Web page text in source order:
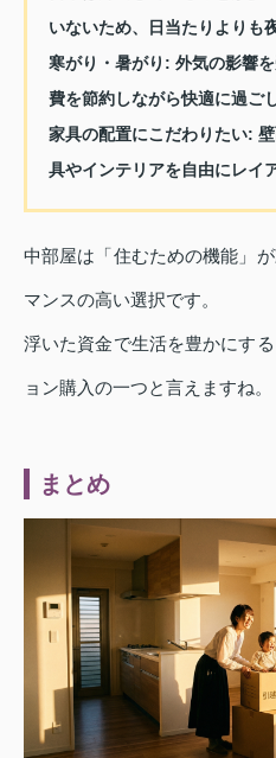
いないため、日当たりよりも
寒がり・暑がり: 外気の影響
費を節約しながら快適に過ご
家具の配置にこだわりたい:
具やインテリアを自由にレイ
中部屋は「住むための機能」
マンスの高い選択です。
浮いた資金で生活を豊かにす
ョン購入の一つと言えますね。
まとめ